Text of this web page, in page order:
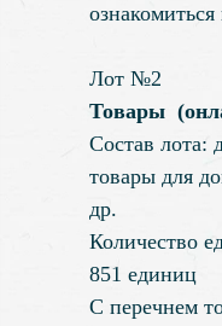
ознакомиться
Лот №2
Товары
Состав лота:
товары для
др.
Количество
851 единиц
С перечнем